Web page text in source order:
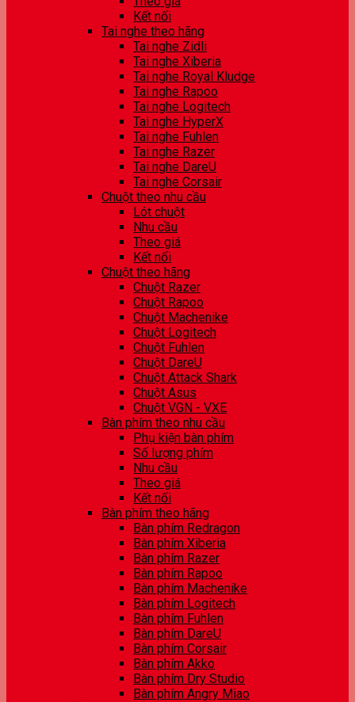
Kết nối
Tai nghe theo hãng
Tai nghe Zidli
Tai nghe Xiberia
Tai nghe Royal Kludge
Tai nghe Rapoo
Tai nghe Logitech
Tai nghe HyperX
Tai nghe Fuhlen
Tai nghe Razer
Tai nghe DareU
Tai nghe Corsair
Chuột theo nhu cầu
Lót chuột
Nhu cầu
Theo giá
Kết nối
Chuột theo hãng
Chuột Razer
Chuột Rapoo
Chuột Machenike
Chuột Logitech
Chuột Fuhlen
Chuột DareU
Chuột Attack Shark
Chuột Asus
Chuột VGN - VXE
Bàn phím theo nhu cầu
Phụ kiện bàn phím
Số lượng phím
Nhu cầu
Theo giá
Kết nối
Bàn phím theo hãng
Bàn phím Redragon
Bàn phím Xiberia
Bàn phím Razer
Bàn phím Rapoo
Bàn phím Machenike
Bàn phím Logitech
Bàn phím Fuhlen
Bàn phím DareU
Bàn phím Corsair
Bàn phím Akko
Bàn phím Dry Studio
Bàn phím Angry Miao